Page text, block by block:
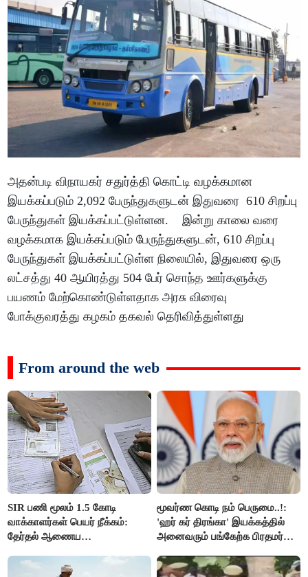
அதன்படி விநாயகர் சதுர்த்தி கொட்டி வழக்கமான
இயக்கப்படும் 2,092 பேருந்துகளுடன் இதுவரை 610 சிறப்பு
பேருந்துகள் இயக்கப்பட்டுள்ளன. இன்று காலை வரை
வழக்கமாக இயக்கப்படும் பேருந்துகளுடன், 610 சிறப்பு
பேருந்துகள் இயக்கப்பட்டுள்ள நிலையில், இதுவரை ஒரு
லட்சத்து 40 ஆயிரத்து 504 பேர் சொந்த ஊர்களுக்கு
பயணம் மேற்கொண்டுள்ளதாக அரசு விரைவு
போக்குவரத்து கழகம் தகவல் தெரிவித்துள்ளது
From around the web
SIR பணி மூலம் 1.5 கோடி
வாக்காளர்கள் பெயர் நீக்கம்:
தேர்தல் ஆணைய
மூவர்ண கொடி நம் பெருமை..!:
'ஹர் கர் திரங்கா' இயக்கத்தில்
அனைவரும் பங்கேற்க பிரதமர்